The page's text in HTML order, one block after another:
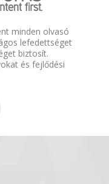
minden olvasó
lefedettséget
biztosít.
és fejlődési